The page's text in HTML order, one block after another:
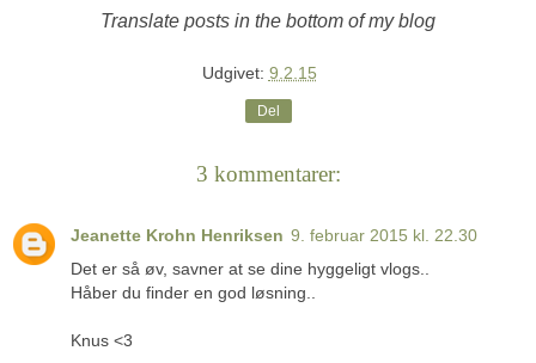
Translate posts in the bottom of my blog
Udgivet: 9.2.15
Del
3 kommentarer:
Jeanette Krohn Henriksen 9. februar 2015 kl. 22.30
Det er så øv, savner at se dine hyggeligt vlogs..
Håber du finder en god løsning..
Knus <3